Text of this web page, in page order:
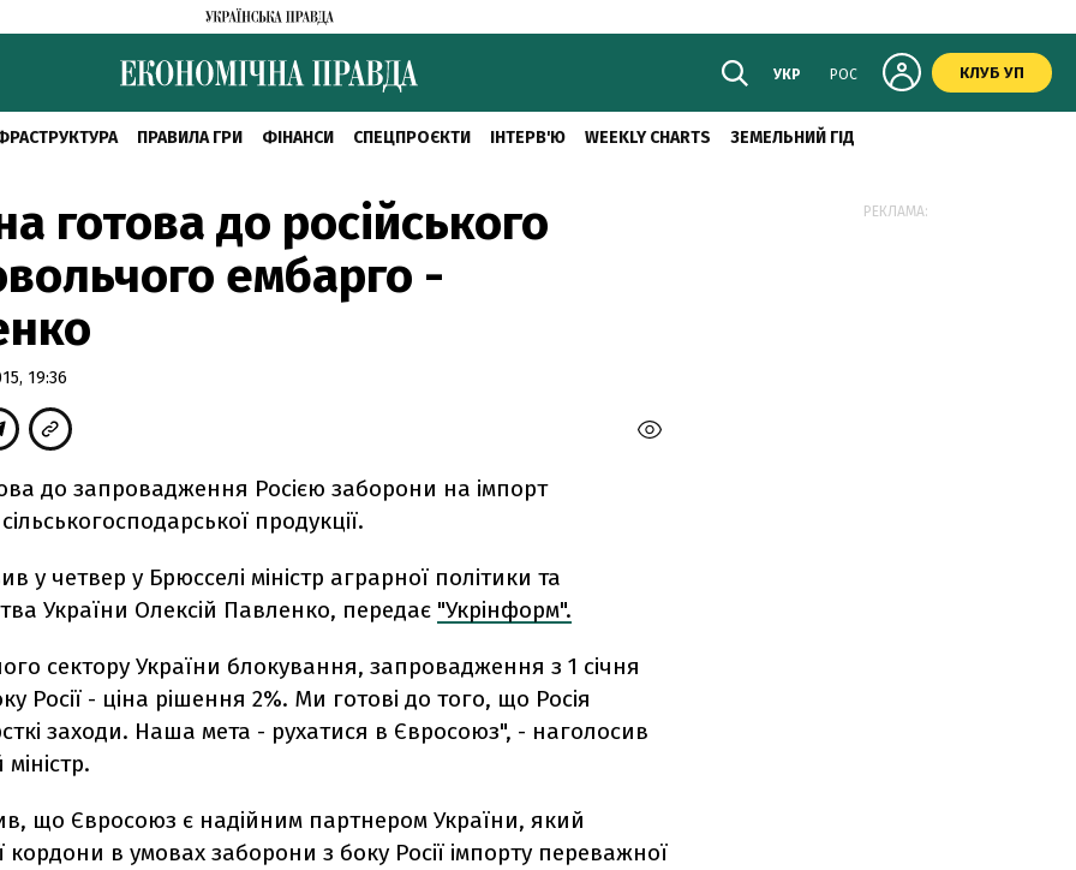
УКР РОС КЛУБ УП
ПРАВИЛА ГРИ ФІНАНСИ СПЕЦПРОЄКТИ ІНТЕРВ'Ю WEEKLY CHARTS ЗЕМЕЛЬНИЙ ГІД
готова до російського
ембарго -
19:36
до запровадження Росією заборони на імпорт
продукції.
у четвер у Брюсселі міністр аграрної політики та
України Олексій Павленко, передає "Укрінформ".
сектору України блокування, запровадження з 1 січня
Росії - ціна рішення 2%. Ми готові до того, що Росія
заходи. Наша мета - рухатися в Євросоюз", - наголосив
що Євросоюз є надійним партнером України, який
кордони в умовах заборони з боку Росії імпорту переважної
РЕКЛАМА: